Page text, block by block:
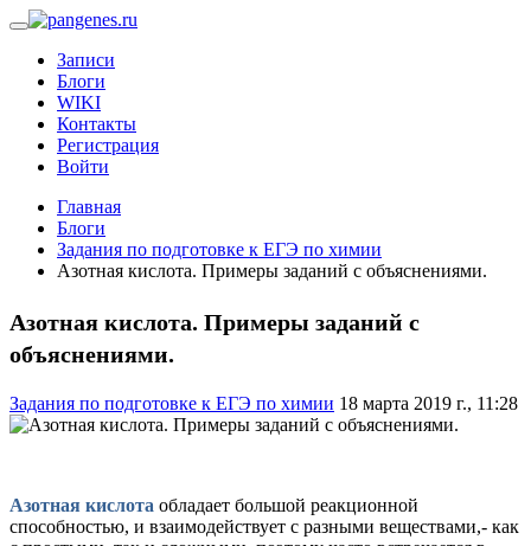
Записи
Блоги
WIKI
Контакты
Регистрация
Войти
Главная
Блоги
Задания по подготовке к ЕГЭ по химии
Азотная кислота. Примеры заданий с объяснениями.
Азотная кислота. Примеры заданий с
объяснениями.
Задания по подготовке к ЕГЭ по химии 18 марта 2019 г., 11:28
Азотная кислота обладает большой реакционной
способностью, и взаимодействует с разными веществами,- как